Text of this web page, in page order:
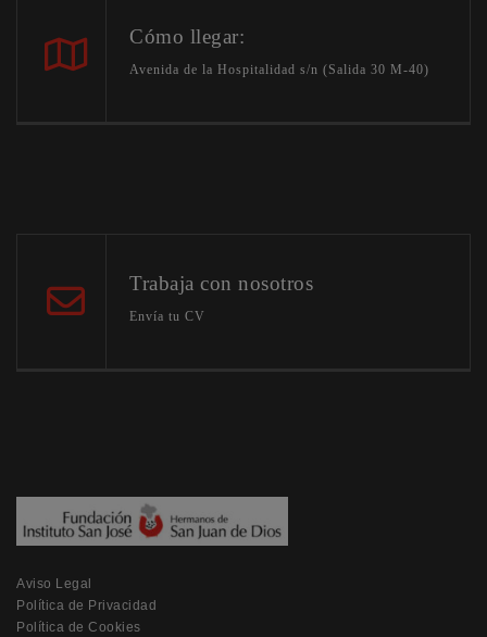
Cómo llegar:
Avenida de la Hospitalidad s/n (Salida 30 M-40)
Trabaja con nosotros
Envía tu CV
Aviso Legal
Política de Privacidad
Política de Cookies